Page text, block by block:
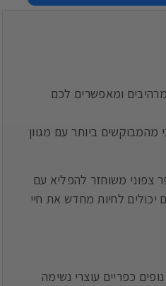
ומאפשרים לכם
ביותר עם מגוון
צפוני משוחזר להפליא עם
יכולים לחיות מחדש את חיי
כפריים עוצרי נשימה